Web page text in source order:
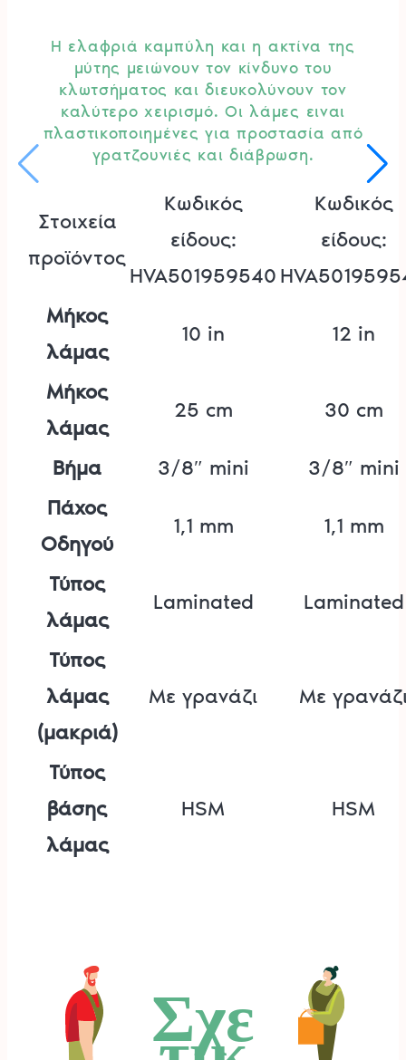
Η ελαφριά καμπύλη και η ακτίνα της
μύτης μειώνουν τον κίνδυνο του
κλωτσήματος και διευκολύνουν τον
καλύτερο χειρισμό. Οι λάμες ειναι
πλαστικοποιημένες για προστασία από
γρατζουνιές και διάβρωση.
Στοιχεία
προϊόντος
Κωδικός
είδους:
HVA501959540
Κωδικός
είδους:
Μήκος
λάμας
10 in 12 in
Μήκος
λάμας
25 cm 30 cm
Βήμα 3/8″ mini
3/8″ mini
Πάχος
Οδηγού
1,1 mm 1,1 mm
Τύπος
λάμας
Laminated Laminated
Τύπος
λάμας
(μακριά)
Με γρανάζι Με
Τύπος
βάσης
λάμας
HSM HSM
Σχε